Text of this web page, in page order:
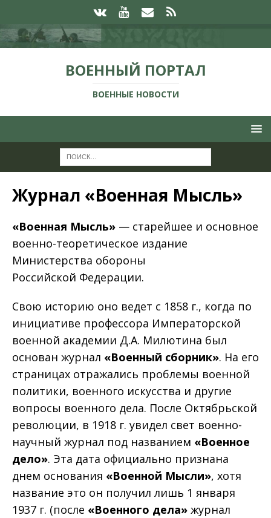
ВОЕННЫЙ ПОРТАЛ
ВОЕННЫЕ НОВОСТИ
Журнал «Военная Мысль»
«Военная Мысль» — старейшее и основное
военно-теоретическое издание
Министерства обороны
Российской Федерации.
Свою историю оно ведет с 1858 г., когда по
инициативе профессора Императорской
военной академии Д.А. Милютина был
основан журнал «Военный сборник». На его
страницах отражались проблемы военной
политики, военного искусства и другие
вопросы военного дела. После Октябрьской
революции, в 1918 г. увидел свет военно-
научный журнал под названием «Военное
дело». Эта дата официально признана
днем основания «Военной Мысли», хотя
название это он получил лишь 1 января
1937 г. (после «Военного дела» журнал